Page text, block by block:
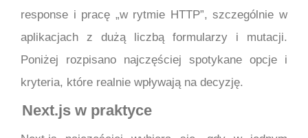
response i pracę „w rytmie HTTP”, szczególnie w
aplikacjach z dużą liczbą formularzy i mutacji.
Poniżej rozpisano najczęściej spotykane opcje i
kryteria, które realnie wpływają na decyzję.
Next.js w praktyce